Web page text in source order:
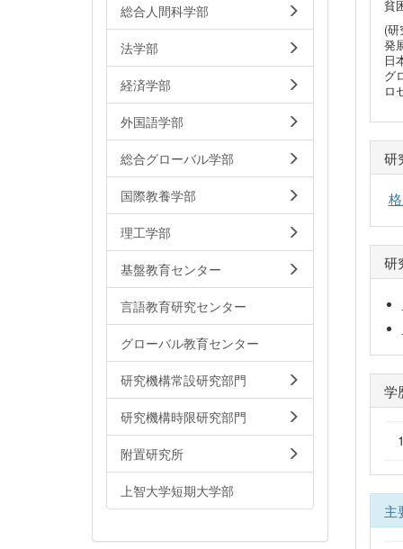
貧
(研
発
日
グ
ロ
研
研
学
主
総合人間科学部
法学部
経済学部
外国語学部
総合グローバル学部
国際教養学部
理工学部
基盤教育センター
言語教育研究センター
グローバル教育センター
研究機構常設研究部門
研究機構時限研究部門
附置研究所
上智大学短期大学部